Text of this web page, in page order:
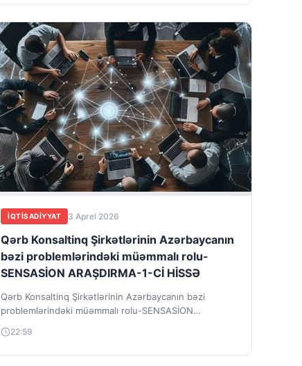
İQTISADIYYAT 3 Aprel 2026
Qərb Konsaltinq Şirkətlərinin Azərbaycanın
bəzi problemlərindəki müəmmalı rolu-
SENSASİON ARAŞDIRMA-1-Cİ HİSSƏ
Qərb Konsaltinq Şirkətlərinin Azərbaycanın bəzi
problemlərindəki müəmmalı rolu-SENSASİON
22:59